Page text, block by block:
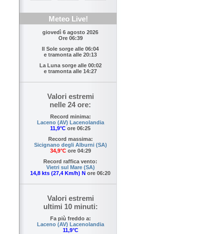
Meteo Live!
giovedì 6 agosto 2026
Ore 06:39
Il Sole sorge alle 06:04
e tramonta alle 20:13
La Luna sorge alle 00:02
e tramonta alle 14:27
Valori estremi
nelle 24 ore:
Record minima:
Laceno (AV) Lacenolandia
11,9°C ore 06:25
Record massima:
Sicignano degli Alburni (SA)
34,9°Core 04:29
Record raffica vento:
Vietri sul Mare (SA)
14,8 kts (27,4 Km/h) N ore 06:20
Valori estremi
ultimi 10 minuti:
Fa più freddo a:
Laceno (AV) Lacenolandia
11,9°C